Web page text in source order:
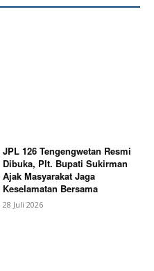
JPL 126 Tengengwetan Resmi
Dibuka, Plt. Bupati Sukirman
Ajak Masyarakat Jaga
Keselamatan Bersama
28 Juli 2026